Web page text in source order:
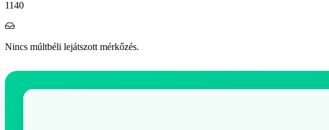
1140
Nincs múltbéli lejátszott mérkőzés.